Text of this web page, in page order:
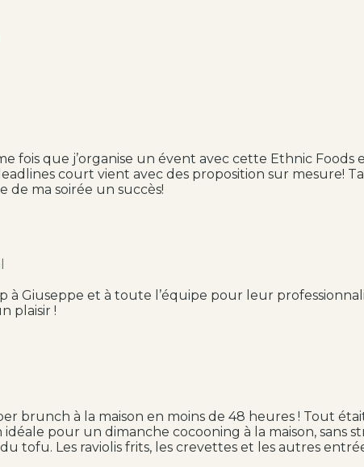
fois que j’organise un évent avec cette Ethnic
court vient avec des proposition sur mesure!
de ma soirée un succès!
à Giuseppe et à toute l’équipe pour leur
plaisir !
brunch à la maison en moins de 48 heures ! Tout
idéale pour un dimanche cocooning à la maison, sans
tofu. Les raviolis frits, les crevettes et les autres